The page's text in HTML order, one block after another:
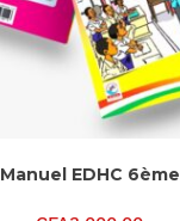
Manuel EDHC 6ème